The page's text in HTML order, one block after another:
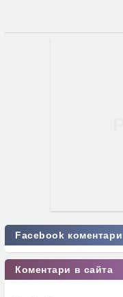
Facebook коментари
Коментари в сайта